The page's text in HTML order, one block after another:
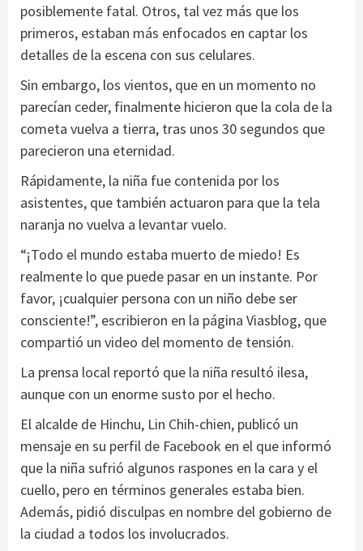
posiblemente fatal. Otros, tal vez más que los
primeros, estaban más enfocados en captar los
detalles de la escena con sus celulares.
Sin embargo, los vientos, que en un momento no
parecían ceder, finalmente hicieron que la cola de la
cometa vuelva a tierra, tras unos 30 segundos que
parecieron una eternidad.
Rápidamente, la niña fue contenida por los
asistentes, que también actuaron para que la tela
naranja no vuelva a levantar vuelo.
“¡Todo el mundo estaba muerto de miedo! Es
realmente lo que puede pasar en un instante. Por
favor, ¡cualquier persona con un niño debe ser
consciente!”, escribieron en la página Viasblog, que
compartió un video del momento de tensión.
La prensa local reportó que la niña resultó ilesa,
aunque con un enorme susto por el hecho.
El alcalde de Hinchu, Lin Chih-chien, publicó un
mensaje en su perfil de Facebook en el que informó
que la niña sufrió algunos raspones en la cara y el
cuello, pero en términos generales estaba bien.
Además, pidió disculpas en nombre del gobierno de
la ciudad a todos los involucrados.